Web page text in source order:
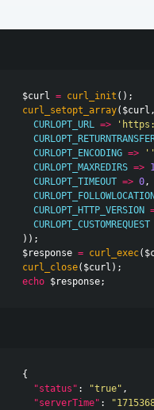
$curl = curl_init ();
curl_setopt_array( $curl ,
CURLOPT_URL =>
CURLOPT_ENCODING => ''
CURLOPT_MAXREDIRS =>
CURLOPT_TIMEOUT => 0,
CURLOPT_FOLLOWLOCATION
CURLOPT_HTTP_VERSION
CURLOPT_CUSTOMREQUEST
));
$response = curl_exec(
curl_close( $curl );
echo $response;
{
"status" : "true" ,
"serverTime" :